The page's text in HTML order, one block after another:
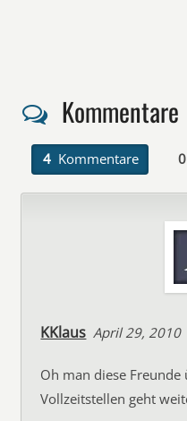
Kommentare
4 Kommentare 0
KKlaus April 29, 2010
Oh man diese
Vollzeitstellen geht